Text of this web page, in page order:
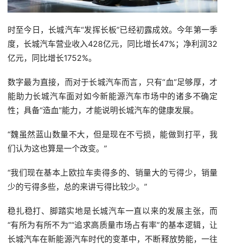
时至今日，长城汽车“发挥长板”已经初露成效。今年第一季
度，长城汽车营业收入428亿元，同比增长47%；净利润32
亿元，同比增长1752%。
数字最为直接，而对于长城汽车而言，只有“血”足够厚，才
能助力长城汽车面对如今新能源汽车市场中的诸多不确定
性；具备“造血”能力，才能说明长城汽车的健康发展。
“魏虽然蓝山数量不大，但是现在不亏损，能做到打平，我
们认为这也算是一个改变。”
“我们现在基本上欧拉车卖得多的、销量大的亏得少，销量
少的亏得多些，总的来讲亏得比较少。”
稳扎稳打、脚踏实地是长城汽车一直以来的发展主张，而
“有所为有所不为”“追求高质量市场占有率”的基本逻辑，让
长城汽车在新能源汽车时代的变革中，不断释放势能，一往